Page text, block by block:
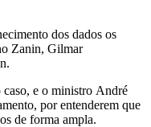
dos dados os
Zanin, Gilmar
.
caso, e o ministro André
por entenderem que
de forma ampla.